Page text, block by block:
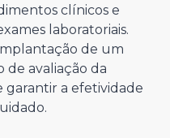
clínicos e
laboratoriais.
de um
avaliação da
garantir a efetividade